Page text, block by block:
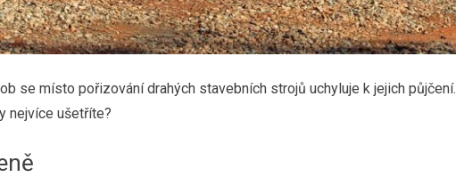
se místo pořizování drahých stavebních strojů uchyluje k jejich půjčení.
nejvíce ušetříte?